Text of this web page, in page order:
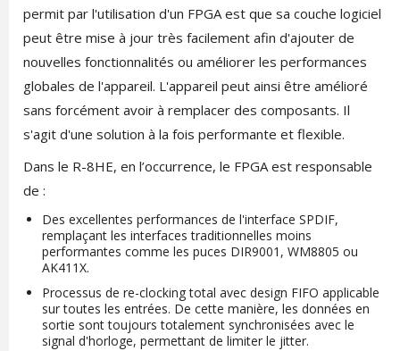
permit par l'utilisation d'un FPGA est que sa couche logiciel
peut être mise à jour très facilement afin d'ajouter de
nouvelles fonctionnalités ou améliorer les performances
globales de l'appareil. L'appareil peut ainsi être amélioré
sans forcément avoir à remplacer des composants. Il
s'agit d'une solution à la fois performante et flexible.
Dans le R-8HE, en l’occurrence, le FPGA est responsable
de :
Des excellentes performances de l'interface SPDIF,
remplaçant les interfaces traditionnelles moins
performantes comme les puces DIR9001, WM8805 ou
AK411X.
Processus de re-clocking total avec design FIFO applicable
sur toutes les entrées. De cette manière, les données en
sortie sont toujours totalement synchronisées avec le
signal d'horloge, permettant de limiter le jitter.